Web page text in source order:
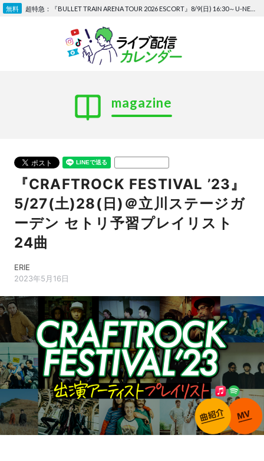
Skip
magazine
『CRAFTROCK FESTIVAL ’23』
5/27(土)28(日)＠立川ステージガ
ーデン セトリ予習プレイリスト
24曲
ERIE
2023年5月16日